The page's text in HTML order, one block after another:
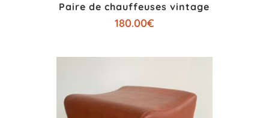
Paire de chauffeuses vintage
180.00€